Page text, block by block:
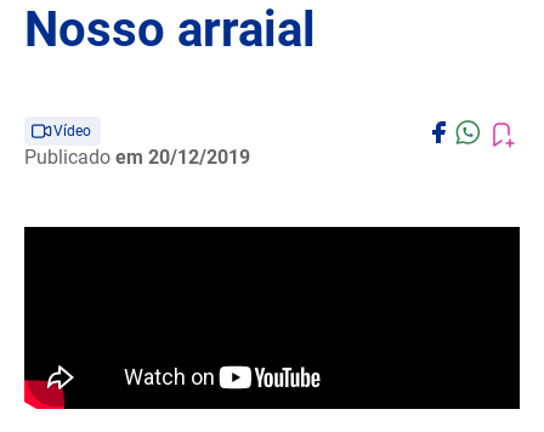
Nosso arraial
Vídeo
Publicado em 20/12/2019